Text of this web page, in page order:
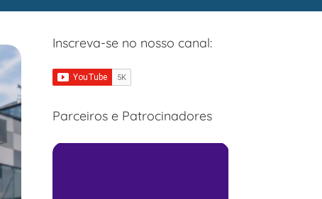
Inscreva-se no nosso canal:
Parceiros e Patrocinadores